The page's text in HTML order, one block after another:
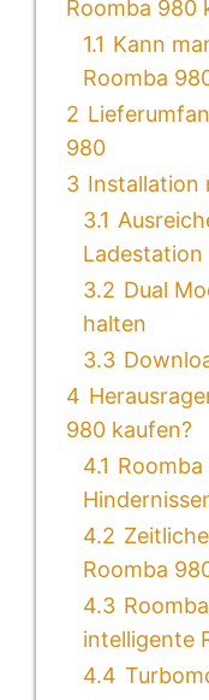
Roomba 980
1.1 Kann
Roomba
2
980
3 Installation
3.1
3.2 Dual
halten
3.3
4
980 kaufen?
4.1
4.2
Roomba
4.3
intelligente
4.4